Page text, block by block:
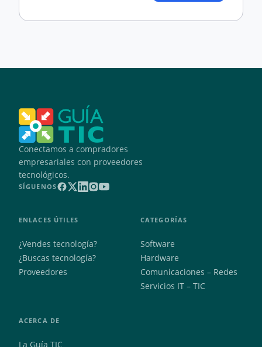
Conectamos a compradores
empresariales con proveedores
tecnológicos.
SÍGUENOS
ENLACES ÚTILES
¿Vendes tecnología?
¿Buscas tecnología?
Proveedores
CATEGORÍAS
Software
Hardware
Comunicaciones – Redes
Servicios IT – TIC
ACERCA DE
La Guía TIC